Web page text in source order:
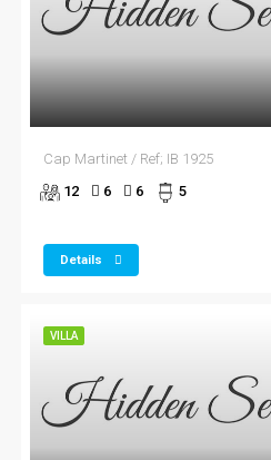
Cap Martinet / Ref; IB 1925
12
6 6 5
Details
VILLA